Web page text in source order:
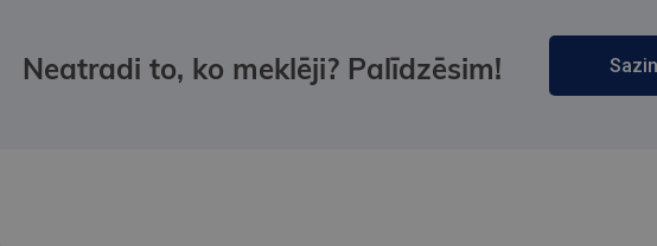
Neatradi to, ko meklēji? Palīdzēsim!